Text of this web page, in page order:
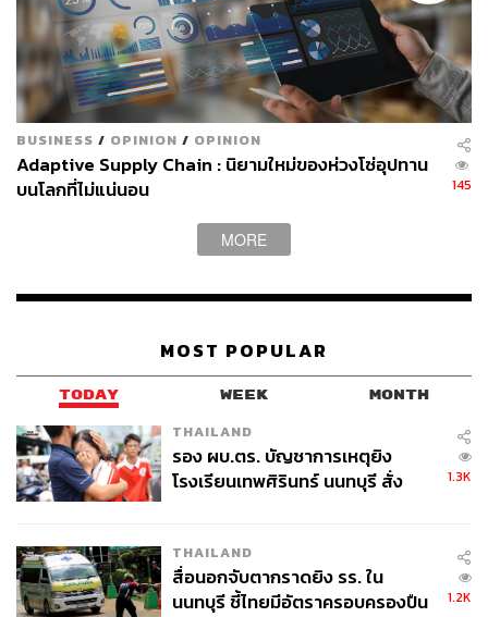
BUSINESS / OPINION / OPINION
Adaptive Supply Chain : นิยามใหม่ของห่วงโซ่อุปทาน
บนโลกที่ไม่แน่นอน
145
MORE
MOST POPULAR
TODAY WEEK MONTH
THAILAND
รอง ผบ.ตร. บัญชาการเหตุยิง
โรงเรียนเทพศิรินทร์ นนทบุรี สั่ง
1.3K
THAILAND
สื่อนอกจับตากราดยิง รร. ใน
นนทบุรี ชี้ไทยมีอัตราครอบครองปืน
1.2K